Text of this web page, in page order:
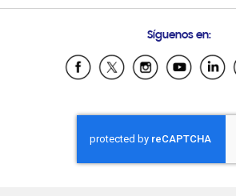
Samsung Ecuador
Samsung El Salvador
Samsung Honduras
Samsung Nicaragua
Samsung Panamá
Síguenos en: